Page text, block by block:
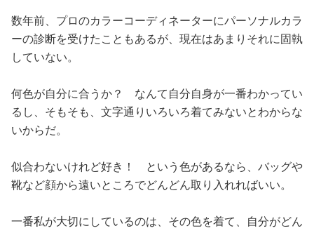
数年前、プロのカラーコーディネーターにパーソナルカラ
ーの診断を受けたこともあるが、現在はあまりそれに固執
していない。
何色が自分に合うか？ なんて自分自身が一番わかってい
るし、そもそも、文字通りいろいろ着てみないとわからな
いからだ。
似合わないけれど好き！ という色があるなら、バッグや
靴など顔から遠いところでどんどん取り入れればいい。
一番私が大切にしているのは、その色を着て、自分がどん